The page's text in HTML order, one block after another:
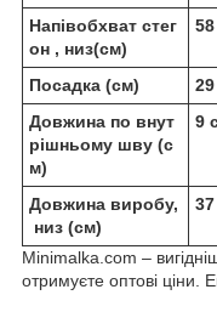
Напівобхват стег
он , низ(см)
Посадка (см)
Довжина по внут
рішньому шву (с
м)
9
Довжина виробу,
низ (см)
Minimalka.com –
отримуєте оптові ціни.